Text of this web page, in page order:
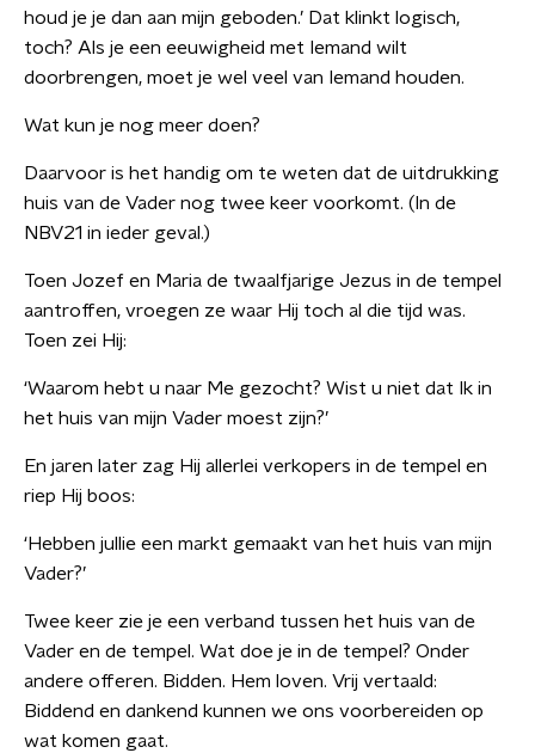
houd je je dan aan mijn geboden.’ Dat klinkt logisch,
toch? Als je een eeuwigheid met Iemand wilt
doorbrengen, moet je wel veel van Iemand houden.
Wat kun je nog meer doen?
Daarvoor is het handig om te weten dat de uitdrukking
huis van de Vader nog twee keer voorkomt. (In de
NBV21 in ieder geval.)
Toen Jozef en Maria de twaalfjarige Jezus in de tempel
aantroffen, vroegen ze waar Hij toch al die tijd was.
Toen zei Hij:
‘Waarom hebt u naar Me gezocht? Wist u niet dat Ik in
het huis van mijn Vader moest zijn?’
En jaren later zag Hij allerlei verkopers in de tempel en
riep Hij boos:
‘Hebben jullie een markt gemaakt van het huis van mijn
Vader?’
Twee keer zie je een verband tussen het huis van de
Vader en de tempel. Wat doe je in de tempel? Onder
andere offeren. Bidden. Hem loven. Vrij vertaald:
Biddend en dankend kunnen we ons voorbereiden op
wat komen gaat.